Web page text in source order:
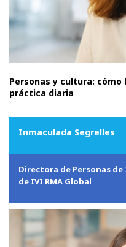
Personas y cultura:
práctica diaria
Inmaculada Segrelles
Directora de Personas de
de IVI RMA Global